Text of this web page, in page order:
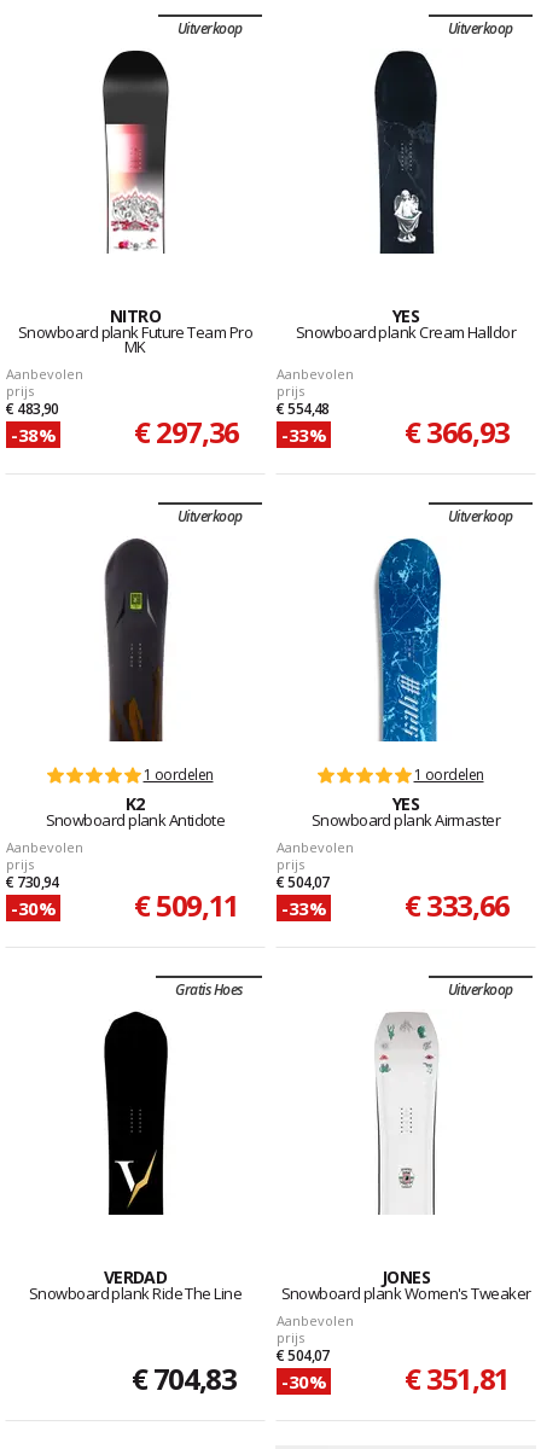
Uitverkoop
NITRO
Snowboard plank Future Team Pro
MK
Aanbevolen
prijs
€ 483,90
-38% € 297,36
Uitverkoop
YES
Snowboard plank Cream Halldor
Aanbevolen
prijs
€ 554,48
-33% € 366,93
Uitverkoop
1 oordelen
K2
Snowboard plank Antidote
Aanbevolen
prijs
€ 730,94
-30% € 509,11
Uitverkoop
1 oordelen
YES
Snowboard plank Airmaster
Aanbevolen
prijs
€ 504,07
-33% € 333,66
Gratis Hoes
VERDAD
Snowboard plank Ride The Line
€ 704,83
Uitverkoop
JONES
Snowboard plank Women's Tweaker
Aanbevolen
prijs
€ 504,07
-30% € 351,81